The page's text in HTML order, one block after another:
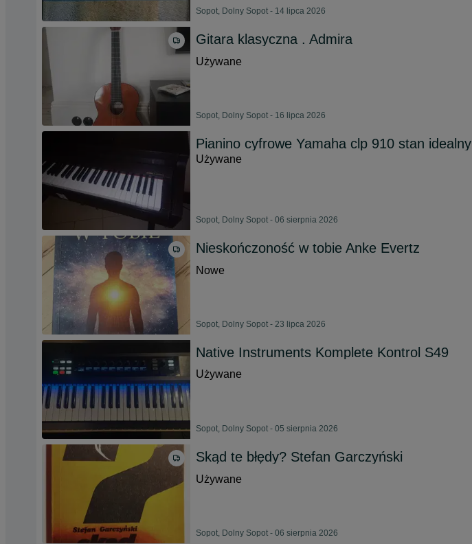
Sopot, Dolny Sopot - 14 lipca 2026
Gitara klasyczna . Admira
Używane
Sopot, Dolny Sopot - 16 lipca 2026
Pianino cyfrowe Yamaha clp 910 stan idealny
Używane
Sopot, Dolny Sopot - 06 sierpnia 2026
Nieskończoność w tobie Anke Evertz
Nowe
Sopot, Dolny Sopot - 23 lipca 2026
Native Instruments Komplete Kontrol S49
Używane
Sopot, Dolny Sopot - 05 sierpnia 2026
Skąd te błędy? Stefan Garczyński
Używane
Sopot, Dolny Sopot - 06 sierpnia 2026